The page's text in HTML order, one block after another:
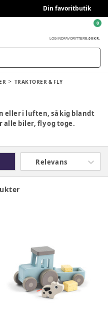
Din favoritbutik
LOG INDFAVORITTER0,00 KR.
0
TRAKTORER & FLY
eller i luften, så kig blandt
alle biler, fly og toge.
Relevans